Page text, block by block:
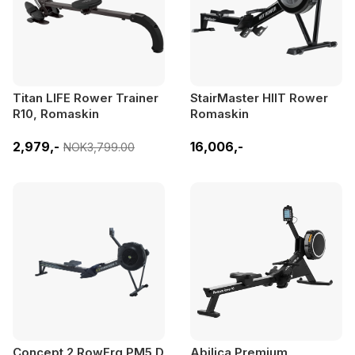
Titan LIFE Rower Trainer
R10, Romaskin
2,979,- NOK3,799.00
StairMaster HIIT Rower
Romaskin
16,006,-